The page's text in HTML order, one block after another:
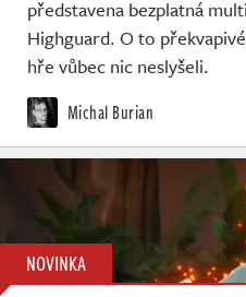
představena bezplatná
Highguard. O to
hře vůbec nic neslyšeli.
Michal Burian
NOVINKA